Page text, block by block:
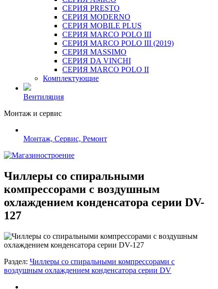
СЕРИЯ PRESTO
СЕРИЯ MODERNO
СЕРИЯ MOBILE PLUS
СЕРИЯ MARCO POLO III
СЕРИЯ MARCO POLO III (2019)
СЕРИЯ MASSIMO
СЕРИЯ DA VINCHI
СЕРИЯ MARCO POLO II
Комплектующие
Вентиляция
Монтаж и сервис
Монтаж, Сервис, Ремонт
Чиллеры со спиральными
компрессорами с воздушным
охлаждением конденсатора серии DV-
127
Раздел: Чиллеры со спиральными компрессорами с
воздушным охлаждением конденсатора серии DV